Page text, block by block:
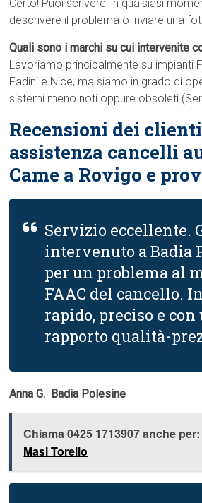
Certo! Puoi scriverci in qualsiasi
descrivere il problema o inviare una
Quali sono i marchi su cui intervenite
Lavoriamo principalmente su impianti
Fadini e Nice, ma siamo in grado di
sistemi meno noti oppure obsoleti
Recensioni dei
assistenza cancelli
Came a Rovigo e
Servizio eccellente.
intervenuto a Badia
per un problema al
FAAC del cancello.
rapido, preciso e
rapporto qualità-
Anna G.  Badia Polesine
Chiama 0425 1713907 anche per:
Masi Torello